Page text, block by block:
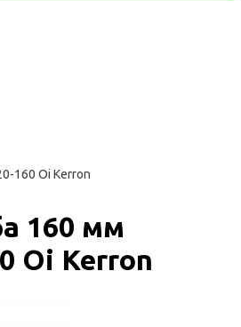
160 Oi Kerron
160 мм
Oi Kerron